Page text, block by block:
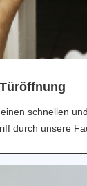
schnellen und
durch unsere